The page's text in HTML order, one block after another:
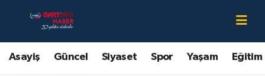
Asayiş Güncel Siyaset Spor Yaşam Eğitim
Asayiş
Bartın Hakkında
Bartın Nöbetçi Eczaneler
Bartın Hava Durumu